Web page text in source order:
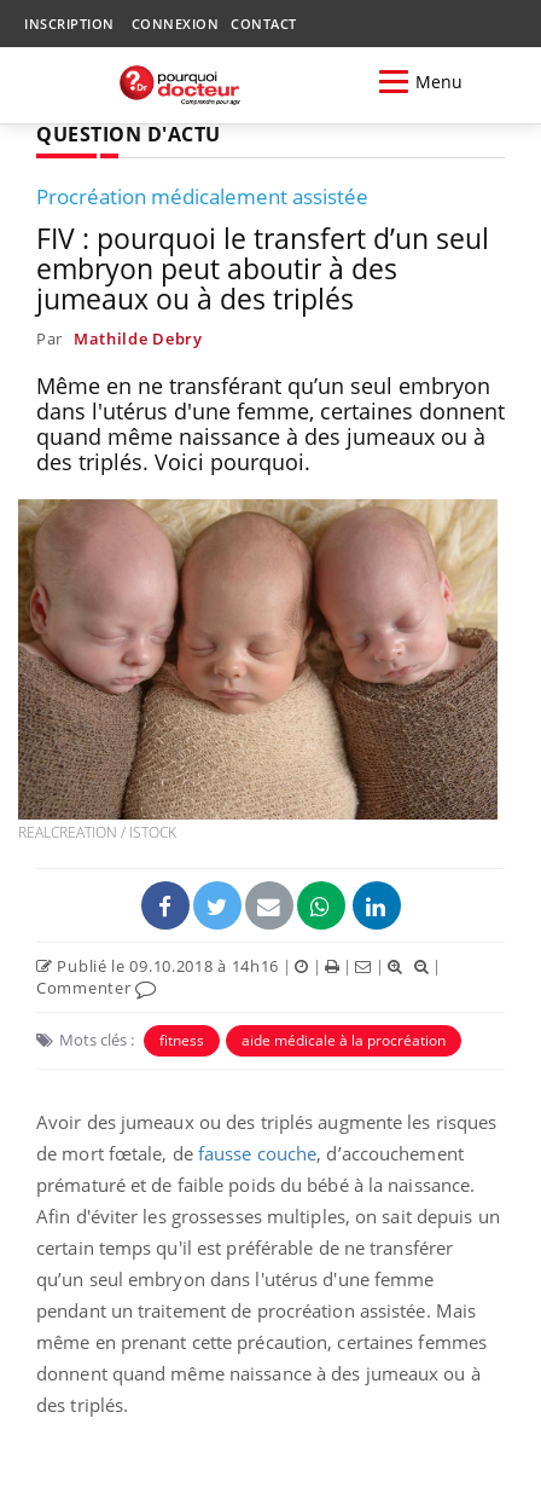
INSCRIPTION CONNEXION CONTACT
Menu
QUESTION D'ACTU
Procréation médicalement assistée
FIV : pourquoi le transfert d’un seul
embryon peut aboutir à des
jumeaux ou à des triplés
Par Mathilde Debry
Même en ne transférant qu’un seul embryon
dans l'utérus d'une femme, certaines donnent
quand même naissance à des jumeaux ou à
des triplés. Voici pourquoi.
REALCREATION / ISTOCK
Publié le 09.10.2018 à 14h16 | | | |
|
Commenter
Mots clés : fitness aide médicale à la procréation
Avoir des jumeaux ou des triplés augmente les risques
de mort fœtale, de fausse couche, d’accouchement
prématuré et de faible poids du bébé à la naissance.
Afin d'éviter les grossesses multiples, on sait depuis un
certain temps qu'il est préférable de ne transférer
qu’un seul embryon dans l'utérus d'une femme
pendant un traitement de procréation assistée. Mais
même en prenant cette précaution, certaines femmes
donnent quand même naissance à des jumeaux ou à
des triplés.